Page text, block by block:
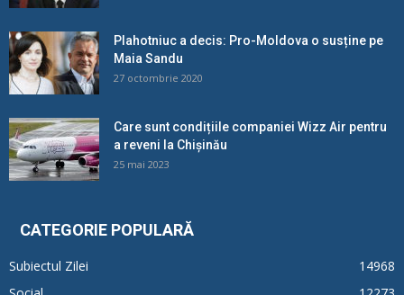
Plahotniuc a decis: Pro-Moldova o susține pe
Maia Sandu
27 octombrie 2020
Care sunt condițiile companiei Wizz Air pentru
a reveni la Chișinău
25 mai 2023
CATEGORIE POPULARĂ
Subiectul Zilei
14968